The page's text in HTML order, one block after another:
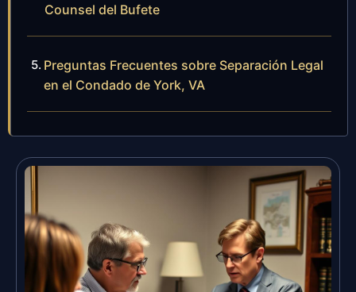
Counsel del Bufete
Preguntas Frecuentes sobre Separación Legal
en el Condado de York, VA